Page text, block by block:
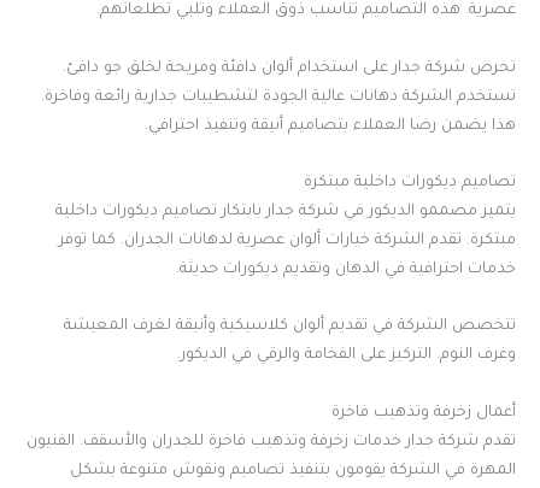
عصرية. هذه التصاميم تناسب ذوق العملاء وتلبي تطلعاتهم.
تحرص شركة جدار على استخدام ألوان دافئة ومريحة لخلق جو دافئ.
تستخدم الشركة دهانات عالية الجودة لتشطيبات جدارية رائعة وفاخرة.
هذا يضمن رضا العملاء بتصاميم أنيقة وتنفيذ احترافي.
تصاميم ديكورات داخلية مبتكرة
يتميز مصممو الديكور في شركة جدار بابتكار تصاميم ديكورات داخلية
مبتكرة. تقدم الشركة خيارات ألوان عصرية لدهانات الجدران. كما توفر
خدمات احترافية في الدهان وتقديم ديكورات حديثة.
تتخصص الشركة في تقديم ألوان كلاسيكية وأنيقة لغرف المعيشة
وغرف النوم. التركيز على الفخامة والرقي في الديكور.
أعمال زخرفة وتذهيب فاخرة
تقدم شركة جدار خدمات زخرفة وتذهيب فاخرة للجدران والأسقف. الفنيون
المهرة في الشركة يقومون بتنفيذ تصاميم ونقوش متنوعة بشكل